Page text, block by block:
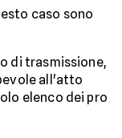
caso sono
di trasmissione,
all'atto
elenco dei pro